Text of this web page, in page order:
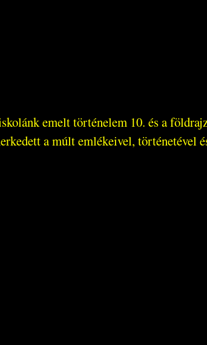
emelt történelem 10. és a
a múlt emlékeivel, történetével